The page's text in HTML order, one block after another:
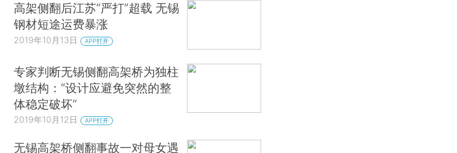
高架侧翻后江苏“严打”超载 无锡
钢材短途运费暴涨
2019年10月13日 APP打开
专家判断无锡侧翻高架桥为独柱
墩结构：“设计应避免突然的整
体稳定破坏”
2019年10月12日 APP打开
无锡高架桥侧翻事故一对母女遇